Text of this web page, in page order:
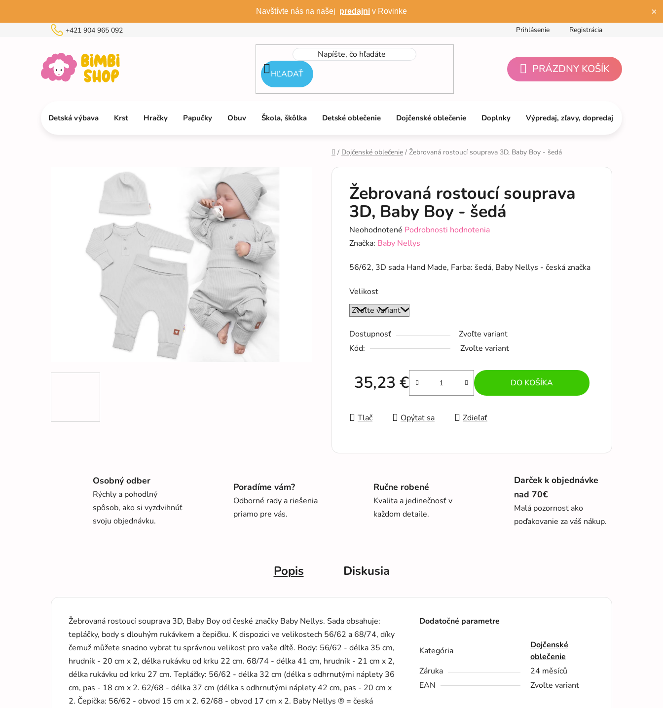
Navštívte nás na našej predajni v Rovinke ×
+421 904 965 092 Prihlásenie Registrácia
HĽADAŤ
NÁKUPNÝ
PRÁZDNY KOŠÍK
Detská výbava Krst Hračky Papučky Obuv Škola, škôlka Detské oblečenie Dojčenské oblečenie Doplnky Výpredaj, zľavy, dopredaj
/ Dojčenské oblečenie / Žebrovaná rostoucí souprava 3D, Baby Boy - šedá
Žebrovaná rostoucí souprava
3D, Baby Boy - šedá
Priemerné
hodnotenie
je
z
5
Neohodnotené Podrobnosti hodnotenia
Značka: Baby Nellys
56/62, 3D sada Hand Made, Farba: šedá, Baby Nellys - česká značka
Velikost
Dostupnosť
Zvoľte variant
Kód:
Zvoľte variant
35,23 €
Jednotková cena:
DO KOŠÍKA
Tlač Opýtať sa Zdieľať
Osobný odber
Rýchly a pohodlný
spôsob, ako si vyzdvihnúť
svoju objednávku.
Poradíme vám?
Odborné rady a riešenia
priamo pre vás.
Ručne robené
Kvalita a jedinečnosť v
každom detaile.
Darček k objednávke
nad 70€
Malá pozornosť ako
poďakovanie za váš nákup.
Popis Diskusia
Žebrovaná rostoucí souprava 3D, Baby Boy od české značky Baby Nellys. Sada obsahuje:
tepláčky, body s dlouhým rukávkem a čepičku. K dispozici ve velikostech 56/62 a 68/74, díky
čemuž můžete snadno vybrat tu správnou velikost pro vaše dítě. Body: 56/62 - délka 35 cm,
hrudník - 20 cm x 2, délka rukávku od krku 22 cm. 68/74 - délka 41 cm, hrudník - 21 cm x 2,
délka rukávku od krku 27 cm. Tepláčky: 56/62 - délka 32 cm (délka s odhrnutými náplety 36
cm, pas - 18 cm x 2. 62/68 - délka 37 cm (délka s odhrnutými náplety 42 cm, pas - 20 cm x
2. Čepička: 56/62 - obvod 15 cm x 2. 62/68 - obvod 17 cm x 2. Baby Nellys ® = česká
Dodatočné parametre
Kategória
Dojčenské
oblečenie
Záruka
24 měsíců
EAN
Zvoľte variant